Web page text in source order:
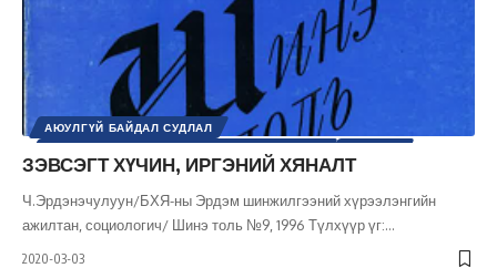
АЮУЛГҮЙ БАЙДАЛ СУДЛАЛ
ЦЭРЭГ, БАТЛАН ХАМГААЛАХ
ШИНЭ ТОЛЬ СЭТГҮҮЛ
ЗЭВСЭГТ ХҮЧИН, ИРГЭНИЙ ХЯНАЛТ
Ч.Эрдэнэчулуун/БХЯ-ны Эрдэм шинжилгээний хүрээлэнгийн
ажилтан, социологич/ Шинэ толь №9, 1996 Түлхүүр үг:…
2020-03-03